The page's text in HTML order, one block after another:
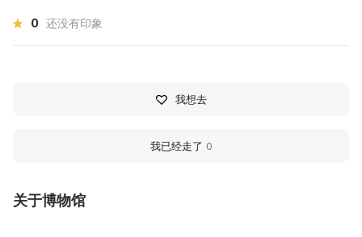
关于博物馆
0 还没有印象
我想去
我已经走了 0